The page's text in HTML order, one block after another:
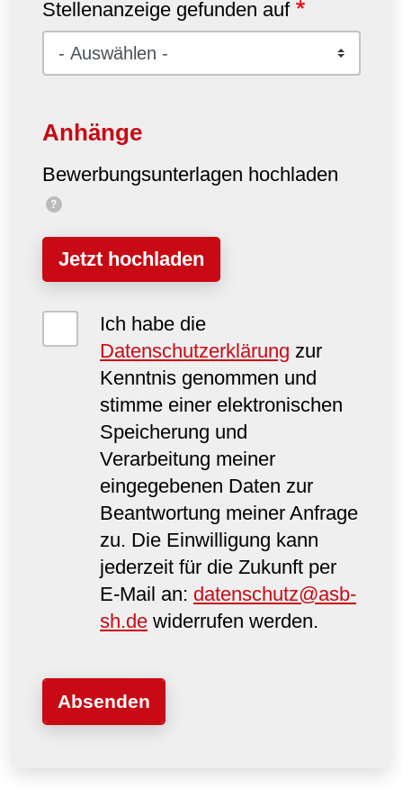
Stellenanzeige gefunden auf
Anhänge
Bewerbungsunterlagen hochladen
?
Jetzt hochladen
Ich habe die
Datenschutzerklärung zur
Kenntnis genommen und
stimme einer elektronischen
Speicherung und
Verarbeitung meiner
eingegebenen Daten zur
Beantwortung meiner Anfrage
zu. Die Einwilligung kann
jederzeit für die Zukunft per
E-Mail an: datenschutz@asb-
sh.de widerrufen werden.